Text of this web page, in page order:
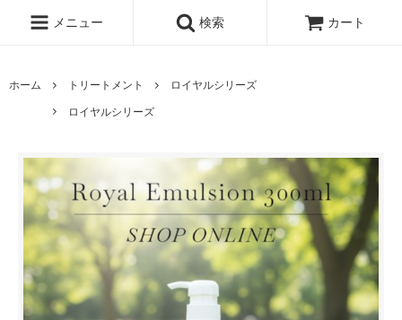
メニュー 検索 カート
ホーム トリートメント
ロイヤルシリーズ
ロイヤルシリーズ